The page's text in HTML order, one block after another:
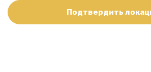
Подтвердить